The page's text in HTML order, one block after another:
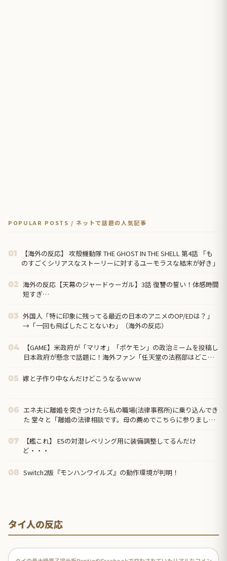
POPULAR POSTS / ネットで話題の人気記事
01
【海外の反応】 攻殻機動隊 THE GHOST IN THE SHELL 第4話 「も
のすごくシリアスなストーリーに対するユーモラスな結末が好き」
02 海外の反応【天幕のジャードゥーガル】3話 復讐の誓い！体感時間
短すぎ…
03 外国人「特に印象に残ってる最近の日本のアニメのOP/EDは？」
→「一回も飛ばしたことないわ」（海外の反応）
04
【GAME】米政府が「マリオ」「ポケモン」の政治ミームを投稿し
日本政府が懸念で話題に！海外ファン「任天堂の法務部はどこ行
05 嫁と子作り中なんだけどこうなるｗｗｗ
06 エネ夫に離婚を突きつけたら私の職場(法律事務所)に乗り込んでき
た 堂々と「離婚の法律相談です。母の薦めでこちらに参りまし
07
【艦これ】 E5の対潜レベリング用に装備調整してるんだけ
ど・・・
08 Switch2版『モンハンワイルズ』の動作環境が判明！
タイ人の反応